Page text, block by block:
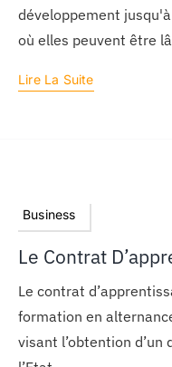
développement
où elles peuvent être
Lire La Suite
Business
Le Contrat
Le contrat
formation en
visant l’obtention